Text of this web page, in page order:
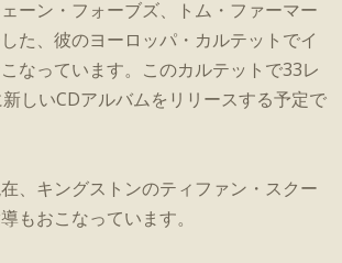
ーン・フォーブズ、トム・ファーマー
た、彼のヨーロッパ・カルテットでイ
なっています。このカルテットで33レ
しいCDアルバムをリリースする予定で
、キングストンのティファン・スクー
もおこなっています。